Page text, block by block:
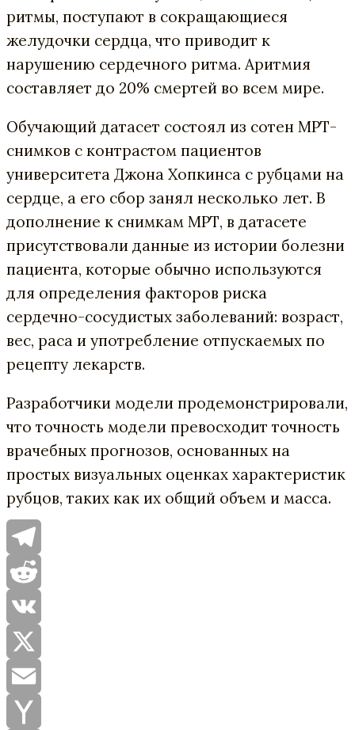
ритмы, поступают в сокращающиеся
желудочки сердца, что приводит к
нарушению сердечного ритма. Аритмия
составляет до 20% смертей во всем мире.
Обучающий датасет состоял из сотен МРТ-
снимков с контрастом пациентов
университета Джона Хопкинса с рубцами на
сердце, а его сбор занял несколько лет. В
дополнение к снимкам МРТ, в датасете
присутствовали данные из истории болезни
пациента, которые обычно используются
для определения факторов риска
сердечно-сосудистых заболеваний: возраст,
вес, раса и употребление отпускаемых по
рецепту лекарств.
Разработчики модели продемонстрировали,
что точность модели превосходит точность
врачебных прогнозов, основанных на
простых визуальных оценках характеристик
рубцов, таких как их общий объем и масса.
Telegram
Reddit
VK
X
Email